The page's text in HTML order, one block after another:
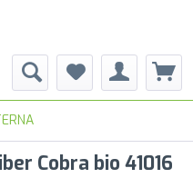
Cobra bio 41016